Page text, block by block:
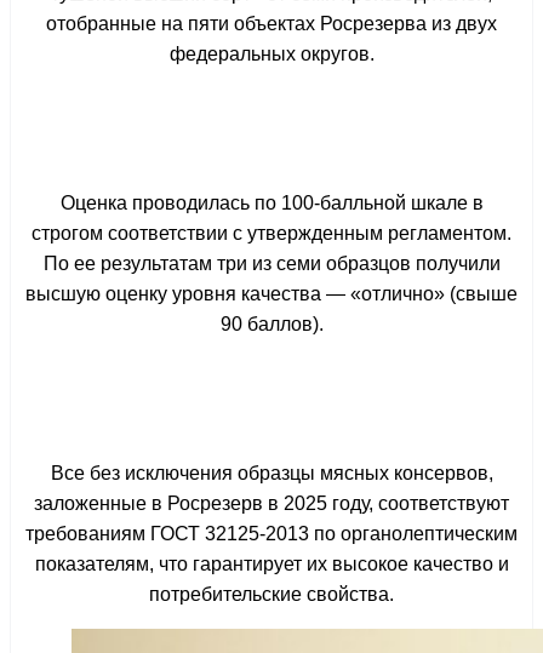
отобранные на пяти объектах Росрезерва из двух
федеральных округов.
Оценка проводилась по 100-балльной шкале в
строгом соответствии с утвержденным регламентом.
По ее результатам три из семи образцов получили
высшую оценку уровня качества — «отлично» (свыше
90 баллов).
Все без исключения образцы мясных консервов,
заложенные в Росрезерв в 2025 году, соответствуют
требованиям ГОСТ 32125-2013 по органолептическим
показателям, что гарантирует их высокое качество и
потребительские свойства.